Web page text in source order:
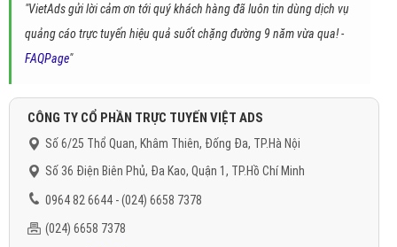
"VietAds gửi lời cảm ơn tới quý khách hàng đã luôn tin dùng dịch vụ
quảng cáo trực tuyến hiệu quả suốt chặng đường 9 năm vừa qua! -
FAQPage"
CÔNG TY CỔ PHẦN TRỰC TUYẾN VIỆT ADS
Số 6/25 Thổ Quan, Khâm Thiên, Đống Đa, TP.Hà Nội
Số 36 Điện Biên Phủ, Đa Kao, Quận 1, TP.Hồ Chí Minh
0964 82 6644 - (024) 6658 7378
(024) 6658 7378